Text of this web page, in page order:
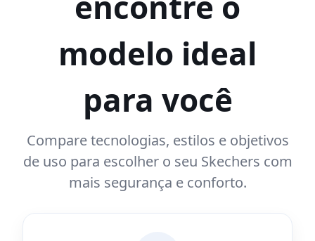
modelo ideal
para você
Compare tecnologias, estilos e objetivos
de uso para escolher o seu Skechers com
mais segurança e conforto.